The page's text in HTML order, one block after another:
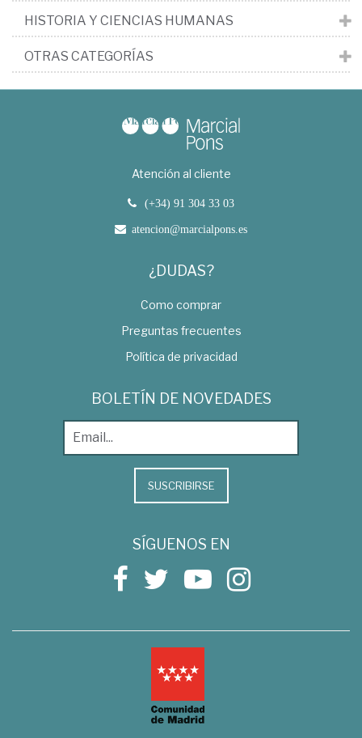
HISTORIA Y CIENCIAS HUMANAS
OTRAS CATEGORÍAS
Atención al cliente
(+34) 91 304 33 03
atencion@marcialpons.es
¿DUDAS?
Como comprar
Preguntas frecuentes
Política de privacidad
BOLETÍN DE NOVEDADES
SUSCRIBIRSE
SÍGUENOS EN